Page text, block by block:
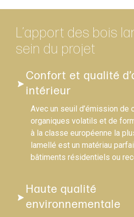
L’apport des bois
sein du projet
Confort et qualité
intérieur
Avec un seuil d’émission de
organiques volatils et de
à la classe européenne la
lamellé est un matériau
bâtiments résidentiels ou
Haute qualité
environnementale